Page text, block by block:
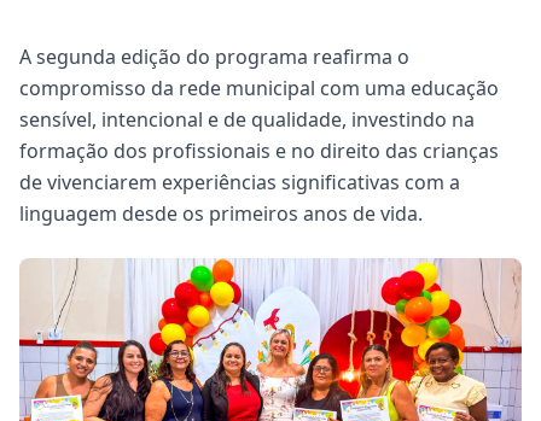
A segunda edição do programa reafirma o
compromisso da rede municipal com uma educação
sensível, intencional e de qualidade, investindo na
formação dos profissionais e no direito das crianças
de vivenciarem experiências significativas com a
linguagem desde os primeiros anos de vida.